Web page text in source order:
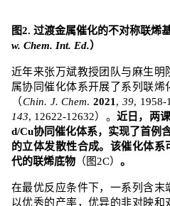
图2. 过渡金属催化的不对称联烯
w. Chem. Int. Ed.）
近年来张万斌教授团队与麻生明
属协同催化体系开展了系列联
（Chin. J. Chem.2021 ,39, 1958-
143, 12622-12632）。 近日，两
d/Cu协同催化体系，实现了首例
的立体发散性合成。该催化体
代的联烯底物 （图2C） 。
在最优反应条件下，一系列含末
以优秀的产率，优异的非对映和